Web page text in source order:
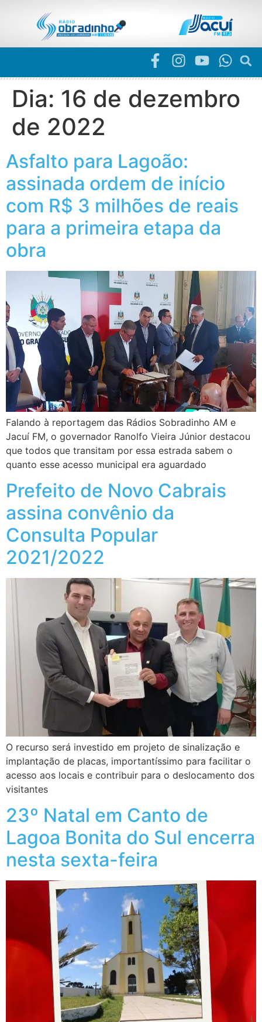
Dia: 16 de dezembro
de 2022
Asfalto para Lagoão:
assinada ordem de início
com R$ 3 milhões de reais
para a primeira etapa da
obra
Falando à reportagem das Rádios Sobradinho AM e
Jacuí FM, o governador Ranolfo Vieira Júnior destacou
que todos que transitam por essa estrada sabem o
quanto esse acesso municipal era aguardado
Prefeito de Novo Cabrais
assina convênio da
Consulta Popular
2021/2022
O recurso será investido em projeto de sinalização e
implantação de placas, importantíssimo para facilitar o
acesso aos locais e contribuir para o deslocamento dos
visitantes
23º Natal em Canto de
Lagoa Bonita do Sul encerra
nesta sexta-feira